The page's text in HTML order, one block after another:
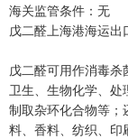
海关监管条件：无
戊二醛上海港海运出
戊二醛可用作消毒
卫生、生物化学、处
制取杂环化合物等
料、香料、纺织、印